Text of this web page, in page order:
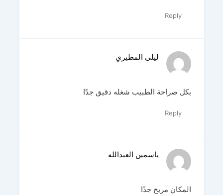
Reply
ليلى المطيري
بكل صراحة الطبيب شغله دقيق جدًا
Reply
ياسمين العبدالله
المكان مريح جدًا